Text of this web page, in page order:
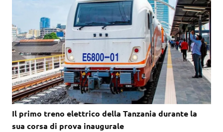
Il primo treno elettrico della Tanzania durante la
sua corsa di prova inaugurale